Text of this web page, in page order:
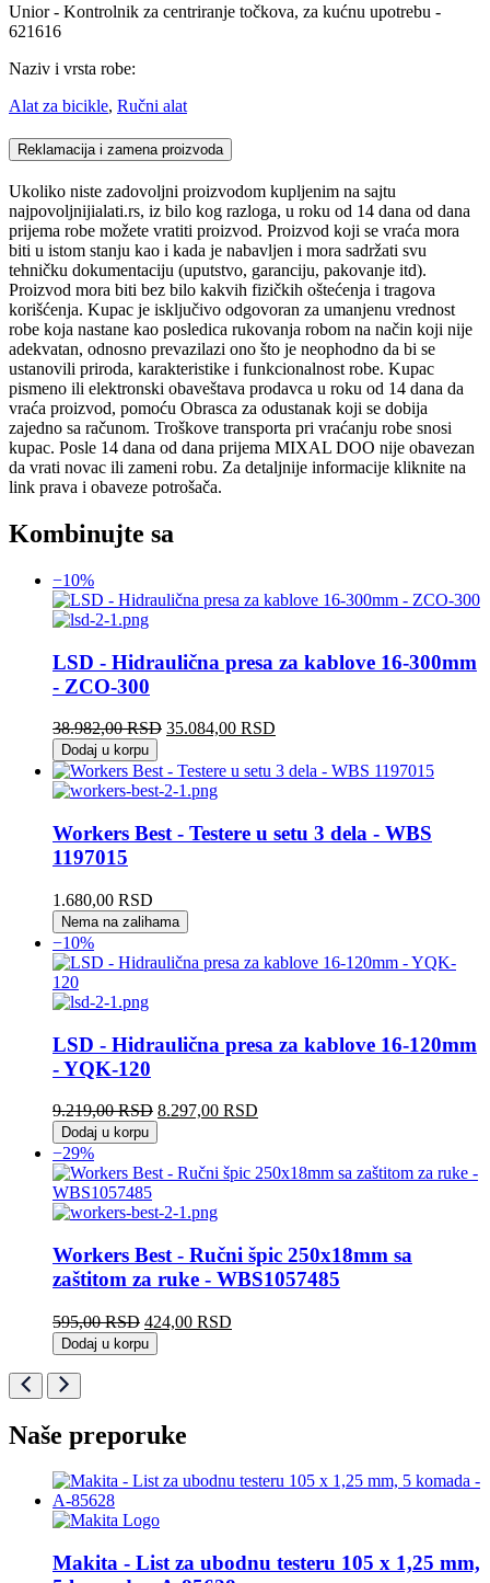
Unior - Kontrolnik za centriranje točkova, za kućnu upotrebu -
621616
Naziv i vrsta robe:
Alat za bicikle, Ručni alat
Reklamacija i zamena proizvoda
Ukoliko niste zadovoljni proizvodom kupljenim na sajtu
najpovoljnijialati.rs, iz bilo kog razloga, u roku od 14 dana od dana
prijema robe možete vratiti proizvod. Proizvod koji se vraća mora
biti u istom stanju kao i kada je nabavljen i mora sadržati svu
tehničku dokumentaciju (uputstvo, garanciju, pakovanje itd).
Proizvod mora biti bez bilo kakvih fizičkih oštećenja i tragova
korišćenja. Kupac je isključivo odgovoran za umanjenu vrednost
robe koja nastane kao posledica rukovanja robom na način koji nije
adekvatan, odnosno prevazilazi ono što je neophodno da bi se
ustanovili priroda, karakteristike i funkcionalnost robe. Kupac
pismeno ili elektronski obaveštava prodavca u roku od 14 dana da
vraća proizvod, pomoću Obrasca za odustanak koji se dobija
zajedno sa računom. Troškove transporta pri vraćanju robe snosi
kupac. Posle 14 dana od dana prijema MIXAL DOO nije obavezan
da vrati novac ili zameni robu. Za detaljnije informacije kliknite na
link prava i obaveze potrošača.
Kombinujte sa
−10%
LSD - Hidraulična presa za kablove 16-300mm
- ZCO-300
38.982,00RSD Originalna
bila:
38.982,00 RSD.
35.084,00 RSD
je:
Dodaj u korpu
Workers Best - Testere u setu 3 dela - WBS
1197015
1.680,00 RSD
Nema na zalihama
−10%
LSD - Hidraulična presa za kablove 16-120mm
- YQK-120
9.219,00RSD Originalna
cena
je
bila:
9.219,00 RSD.
8.297,00 RSD
8.297,00 RSD.
Dodaj u korpu
−29%
Workers Best - Ručni špic 250x18mm sa
zaštitom za ruke - WBS1057485
595,00RSD Originalna
cena
je
424,00 RSD
Dodaj u korpu
Naše preporuke
Makita - List za ubodnu testeru 105 x 1,25 mm,